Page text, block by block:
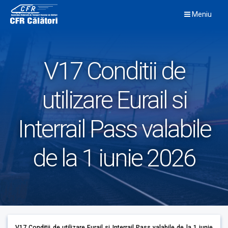
content
Meniu
V17 Conditii de
utilizare Eurail si
Interrail Pass valabile
de la 1 iunie 2026